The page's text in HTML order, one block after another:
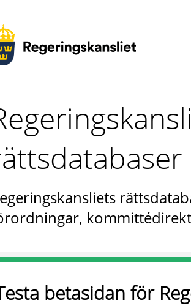
betasidan för